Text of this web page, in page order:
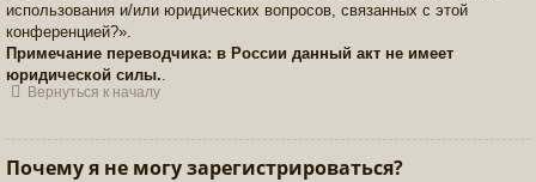
использования и/или юридических вопросов, связанных с этой
конференцией?».
Примечание переводчика: в России данный акт не имеет
юридической силы..
Вернуться к началу
Почему я не могу зарегистрироваться?